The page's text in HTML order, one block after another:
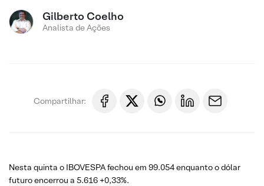
Gilberto Coelho
Analista de Ações
Compartilhar:
Nesta quinta o IBOVESPA fechou em 99.054 enquanto o dólar
futuro encerrou a 5.616 +0,33%.